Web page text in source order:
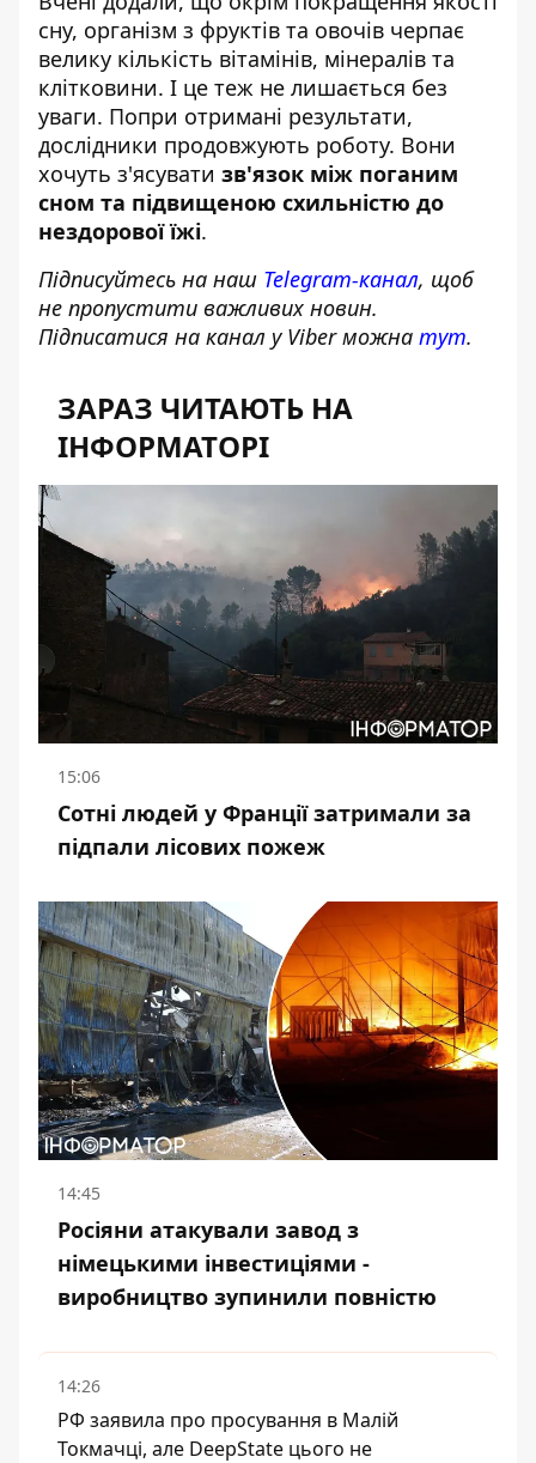
сну, організм з фруктів та овочів черпає
велику кількість вітамінів, мінералів та
клітковини. І це теж не лишається без
уваги. Попри отримані результати,
дослідники продовжують роботу. Вони
хочуть з'ясувати зв'язок між поганим
сном та підвищеною схильністю до
нездорової їжі.
Підписуйтесь на наш Telegram-канал, щоб
не пропустити важливих новин.
Підписатися на канал у Viber можна тут.
ЗАРАЗ ЧИТАЮТЬ НА
ІНФОРМАТОРІ
15:06
Сотні людей у Франції затримали за
підпали лісових пожеж
14:45
Росіяни атакували завод з
німецькими інвестиціями -
виробництво зупинили повністю
14:26
РФ заявила про просування в Малій
Токмачці, але DeepState цього не